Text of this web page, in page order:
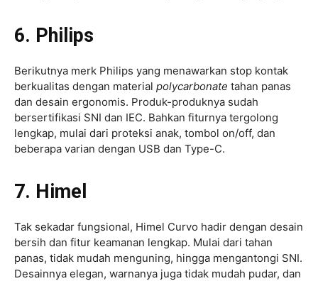
6. Philips
Berikutnya merk Philips yang menawarkan stop kontak
berkualitas dengan material polycarbonate tahan panas
dan desain ergonomis. Produk-produknya sudah
bersertifikasi SNI dan IEC. Bahkan fiturnya tergolong
lengkap, mulai dari proteksi anak, tombol on/off, dan
beberapa varian dengan USB dan Type-C.
7. Himel
Tak sekadar fungsional, Himel Curvo hadir dengan desain
bersih dan fitur keamanan lengkap. Mulai dari tahan
panas, tidak mudah menguning, hingga mengantongi SNI.
Desainnya elegan, warnanya juga tidak mudah pudar, dan